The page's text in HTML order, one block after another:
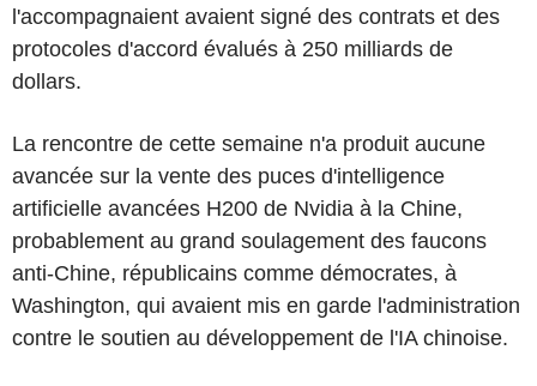
l'accompagnaient avaient signé des contrats et des
protocoles d'accord évalués à 250 milliards de
dollars.
La rencontre de cette semaine n'a produit aucune
avancée sur la vente des puces d'intelligence
artificielle avancées H200 de Nvidia à la Chine,
probablement au grand soulagement des faucons
anti-Chine, républicains comme démocrates, à
Washington, qui avaient mis en garde l'administration
contre le soutien au développement de l'IA chinoise.